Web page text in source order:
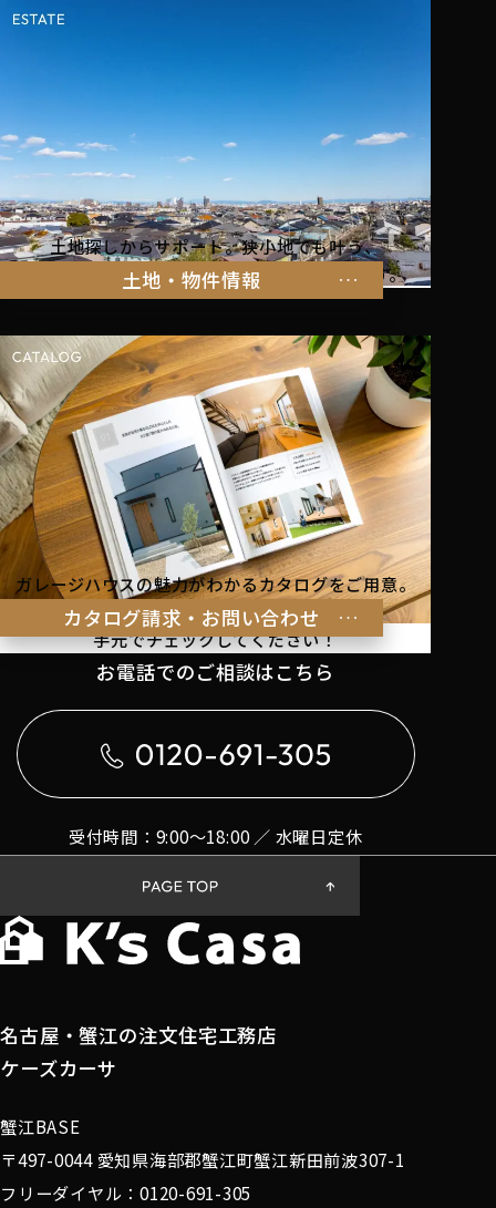
土地・物件情報
土地探しからサポート。狭小地でも叶う、
家族の暮らしにぴったりな物件をご紹介します。
カタログ請求・お問い合わせ
ガレージハウスの魅力がわかるカタログをご用意。
理想の暮らしのヒントを
手元でチェックしてください！
お電話でのご相談はこちら
受付時間：9:00〜18:00 ／ 水曜日定休
名古屋・蟹江の注文住宅工務店
ケーズカーサ
蟹江BASE
〒497-0044 愛知県海部郡蟹江町蟹江新田前波307-1
フリーダイヤル：0120-691-305